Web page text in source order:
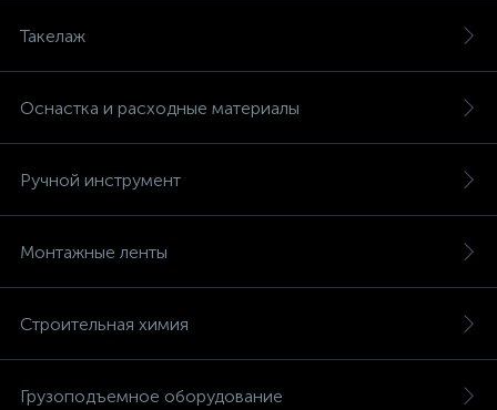
Такелаж
Оснастка и расходные материалы
Ручной инструмент
Монтажные ленты
Строительная химия
Грузоподъемное оборудование